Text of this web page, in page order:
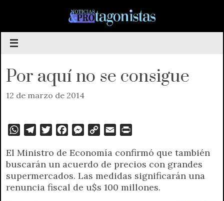
contenido
Por aquí no se consigue
12 de marzo de 2014
W
a
t
s
A
l
e
g
r
i
t
t
e
c
e
b
o
M
s
s
e
n
p
y
L
i
a
i
l
i
n
t
F
El Ministro de Economía confirmó que también
buscarán un acuerdo de precios con grandes
supermercados. Las medidas significarán una
renuncia fiscal de u$s 100 millones.